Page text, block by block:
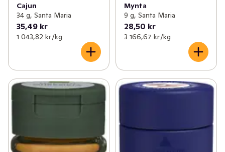
Cajun
34 g, Santa Maria
35,49 kr
1 043,82 kr /kg
Mynta
9 g, Santa Maria
28,50 kr
3 166,67 kr /kg